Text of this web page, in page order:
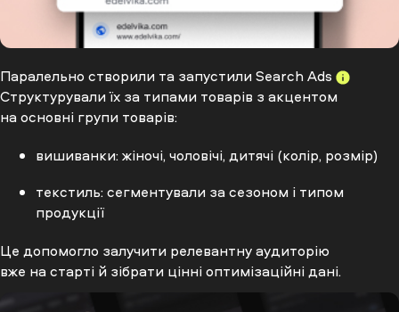
Паралельно створили та запустили Search Ads
Структурували їх за типами товарів з акцентом
на основні групи товарів:
вишиванки: жіночі, чоловічі, дитячі (колір, розмір)
текстиль: сегментували за сезоном і типом
продукції
Це допомогло залучити релевантну аудиторію
вже на старті й зібрати цінні оптимізаційні дані.